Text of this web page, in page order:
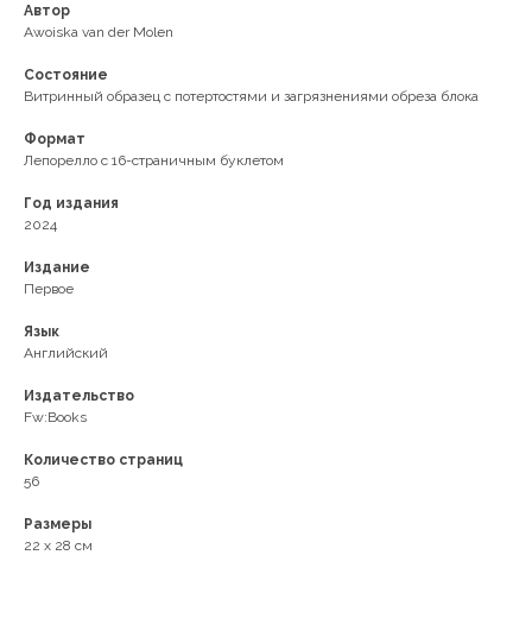
Автор
Awoiska van der Molen
Состояние
Витринный образец с потертостями и загрязнениями обреза блока
Формат
Лепорелло с 16-страничным буклетом
Год издания
2024
Издание
Первое
Язык
Английский
Издательство
Fw:Books
Количество страниц
56
Размеры
22 x 28 см